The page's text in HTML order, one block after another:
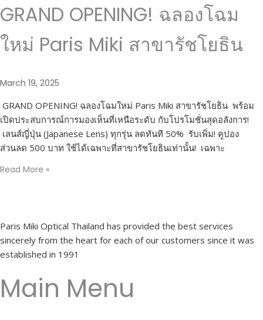
GRAND OPENING! ฉลองโฉม
ใหม่ Paris Miki สาขารัชโยธิน
March 19, 2025
GRAND OPENING! ฉลองโฉมใหม่ Paris Miki สาขารัชโยธิน พร้อม
เปิดประสบการณ์การมองเห็นที่เหนือระดับ กับโปรโมชั่นสุดอลังการ!
เลนส์ญี่ปุ่น (Japanese Lens) ทุกรุ่น ลดทันที 50% รับเพิ่ม! คูปอง
ส่วนลด 500 บาท ใช้ได้เฉพาะที่สาขารัชโยธินเท่านั้น! เฉพาะ
Read More »
Paris Miki Optical Thailand has provided the best services
sincerely from the heart for each of our customers since it was
established in 1991
Main Menu